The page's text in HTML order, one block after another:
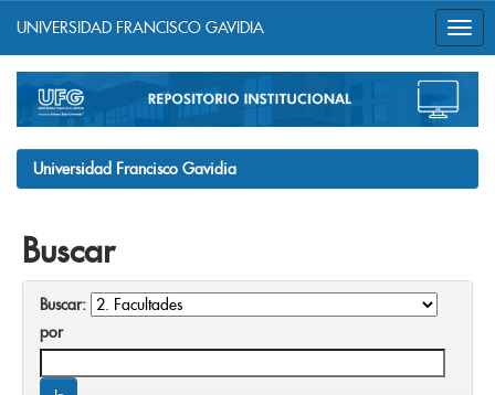
navigation
UNIVERSIDAD FRANCISCO GAVIDIA
Universidad Francisco Gavidia
Buscar
Buscar:
por